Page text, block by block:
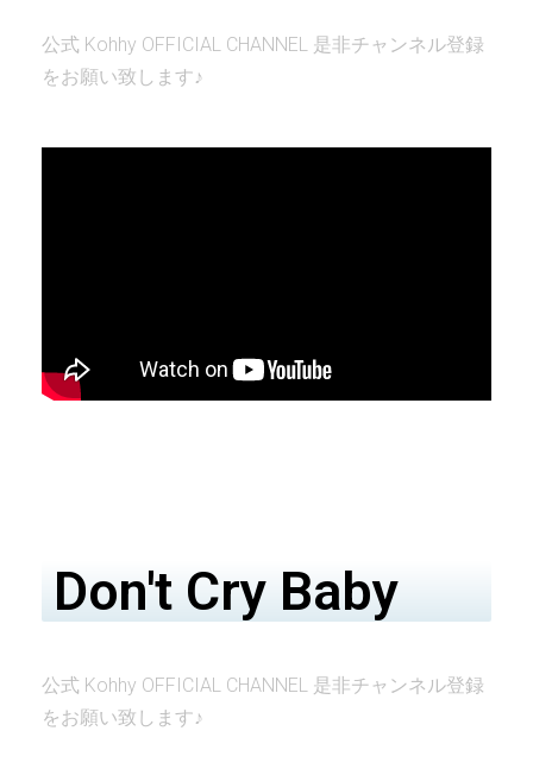
公式 Kohhy OFFICIAL CHANNEL 是非チャンネル登録
をお願い致します♪
Don't Cry Baby
公式 Kohhy OFFICIAL CHANNEL 是非チャンネル登録
をお願い致します♪